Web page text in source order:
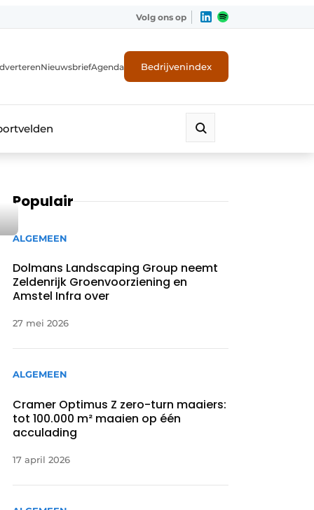
Volg ons op
NieuwsbriefAgenda Bedrijvenindex
Populair
ALGEMEEN
Dolmans Landscaping Group neemt
Zeldenrijk Groenvoorziening en
Amstel Infra over
27 mei 2026
ALGEMEEN
Cramer Optimus Z zero-turn maaiers:
tot 100.000 m² maaien op één
acculading
17 april 2026